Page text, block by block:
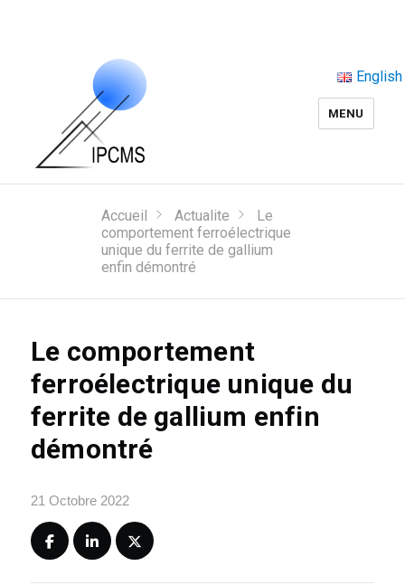
MENU
English
Accueil Actualite
Le
comportement ferroélectrique
unique du ferrite de gallium
enfin démontré
Le comportement
ferroélectrique unique du
ferrite de gallium enfin
démontré
21 Octobre 2022